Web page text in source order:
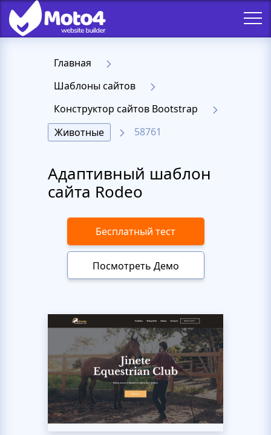
Главная
Шаблоны сайтов
Конструктор сайтов Bootstrap
Животные
58761
Адаптивный шаблон
сайта Rodeo
Бесплатный тест
Посмотреть Демо